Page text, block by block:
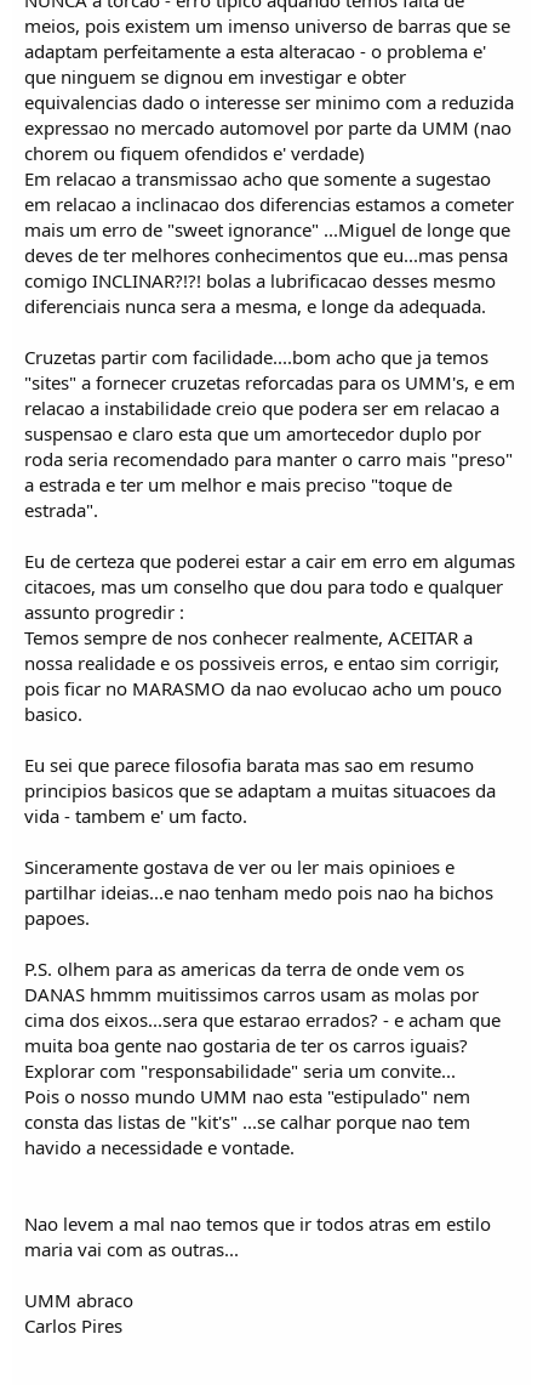
meios, pois existem um imenso universo de barras que se
adaptam perfeitamente a esta alteracao - o problema e'
que ninguem se dignou em investigar e obter
equivalencias dado o interesse ser minimo com a reduzida
expressao no mercado automovel por parte da UMM (nao
chorem ou fiquem ofendidos e' verdade)
Em relacao a transmissao acho que somente a sugestao
em relacao a inclinacao dos diferencias estamos a cometer
mais um erro de "sweet ignorance" ...Miguel de longe que
deves de ter melhores conhecimentos que eu...mas pensa
comigo INCLINAR?!?! bolas a lubrificacao desses mesmo
diferenciais nunca sera a mesma, e longe da adequada.
Cruzetas partir com facilidade....bom acho que ja temos
"sites" a fornecer cruzetas reforcadas para os UMM's, e em
relacao a instabilidade creio que podera ser em relacao a
suspensao e claro esta que um amortecedor duplo por
roda seria recomendado para manter o carro mais "preso"
a estrada e ter um melhor e mais preciso "toque de
estrada".
Eu de certeza que poderei estar a cair em erro em algumas
citacoes, mas um conselho que dou para todo e qualquer
assunto progredir :
Temos sempre de nos conhecer realmente, ACEITAR a
nossa realidade e os possiveis erros, e entao sim corrigir,
pois ficar no MARASMO da nao evolucao acho um pouco
basico.
Eu sei que parece filosofia barata mas sao em resumo
principios basicos que se adaptam a muitas situacoes da
vida - tambem e' um facto.
Sinceramente gostava de ver ou ler mais opinioes e
partilhar ideias...e nao tenham medo pois nao ha bichos
papoes.
P.S. olhem para as americas da terra de onde vem os
DANAS hmmm muitissimos carros usam as molas por
cima dos eixos...sera que estarao errados? - e acham que
muita boa gente nao gostaria de ter os carros iguais?
Explorar com "responsabilidade" seria um convite...
Pois o nosso mundo UMM nao esta "estipulado" nem
consta das listas de "kit's" ...se calhar porque nao tem
havido a necessidade e vontade.
Nao levem a mal nao temos que ir todos atras em estilo
maria vai com as outras...
UMM abraco
Carlos Pires